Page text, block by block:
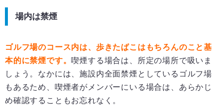
場内は禁煙
ゴルフ場のコース内は、歩きたばこはもちろんのこと基
本的に禁煙です。 喫煙する場合は、所定の場所で吸いま
しょう。なかには、施設内全面禁煙としているゴルフ場
もあるため、喫煙者がメンバーにいる場合は、あらかじ
め確認することもお忘れなく。